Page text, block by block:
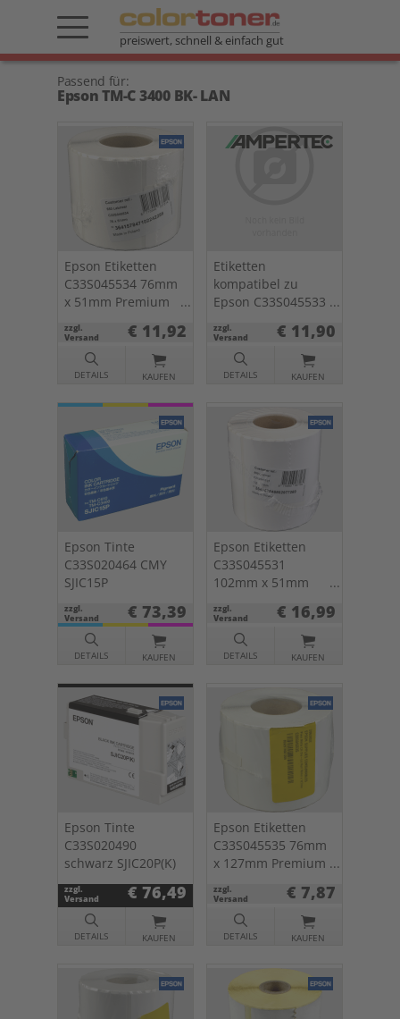
preiswert, schnell & einfach gut
Passend für:
Epson TM-C 3400 BK- LAN
Epson Etiketten
C33S045534 76mm
x 51mm Premium
zzgl.
Versand
€ 11,92
DETAILS KAUFEN
Etiketten
kompatibel zu
Epson C33S045533
zzgl.
Versand
€ 11,90
DETAILS KAUFEN
Epson Tinte
C33S020464 CMY
SJIC15P
zzgl.
Versand
€ 73,39
DETAILS KAUFEN
Epson Etiketten
C33S045531
102mm x 51mm
Label 650 St.
zzgl.
Versand
€ 16,99
DETAILS KAUFEN
Epson Tinte
C33S020490
schwarz SJIC20P(K)
zzgl.
Versand
€ 76,49
DETAILS KAUFEN
Epson Etiketten
C33S045535 76mm
x 127mm Premium
zzgl.
Versand
€ 7,87
DETAILS KAUFEN